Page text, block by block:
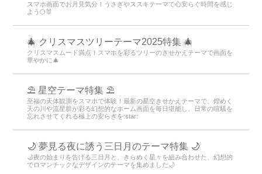
スマホ画面でお月見気分！うさぎやススキテーマで心安らぐ時間を感じ
よう🌕🐰
🎄 クリスマスツリーテーマ2025特集 🎄
クリスマスムード満点！スマホを彩るツリーのきせかえテーマで画面を
華やかに🎄
⛱️ 星空テーマ特集 ⛱️
至福の天体観測をスマホで体験！最新の星空きせかえテーマで、煌めく
天の川や流星群が彩る幻想的なホーム画面を毎日堪能し、日常の喧騒を
忘れさせてくれる極上の安らぎを:star:️
🌙 夢見る夜に誘う三日月のテーマ特集 🌙
🌙夜の始まりを告げる三日月と、きらめく星々を組み合わせた、幻想的
でロマンチックなデザインのテーマを集めました🌙